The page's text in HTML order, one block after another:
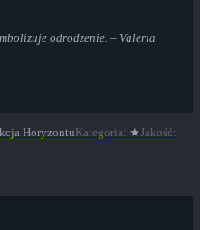
odrodzenie. – Valeria
HoryzontuKategoria: ★Jakość: